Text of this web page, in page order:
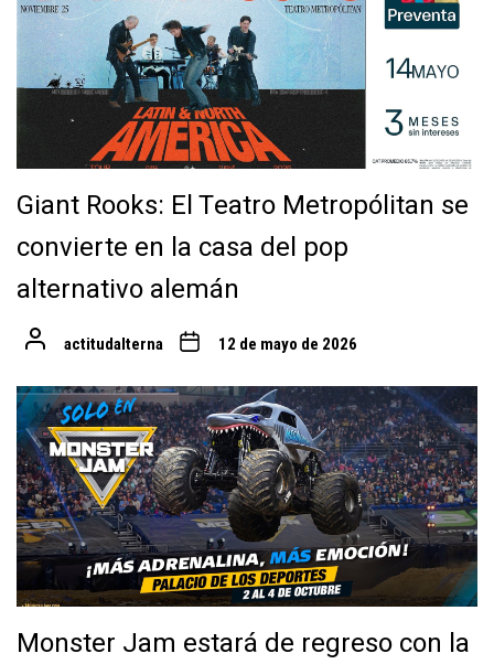
Giant Rooks: El Teatro Metropólitan se
convierte en la casa del pop
alternativo alemán
actitudalterna 12 de mayo de 2026
Monster Jam estará de regreso con la